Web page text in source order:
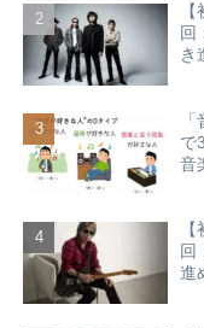
回
き
で
音
回
進